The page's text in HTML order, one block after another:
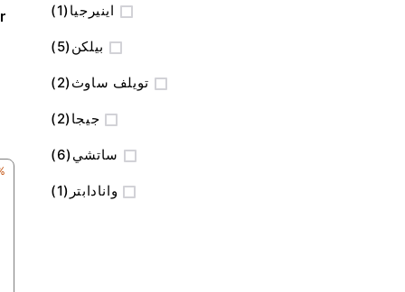
اينيرجيا 1
منتج
بيلكن 5
المنتج
تويلف ساوث 2
المنتج
جيجا 2
المنتج
ساتشي 6
المنتج
وانادابتر 1
منتج